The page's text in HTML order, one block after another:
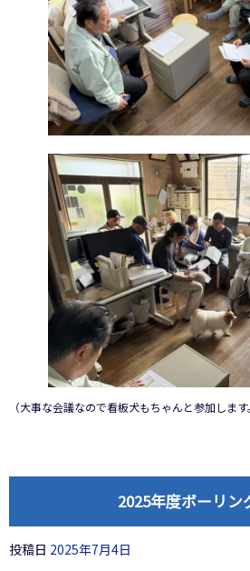
（大事な会議なので看板犬もちゃんと参加します
2025年度ボーリン
投稿日 2025年7月4日